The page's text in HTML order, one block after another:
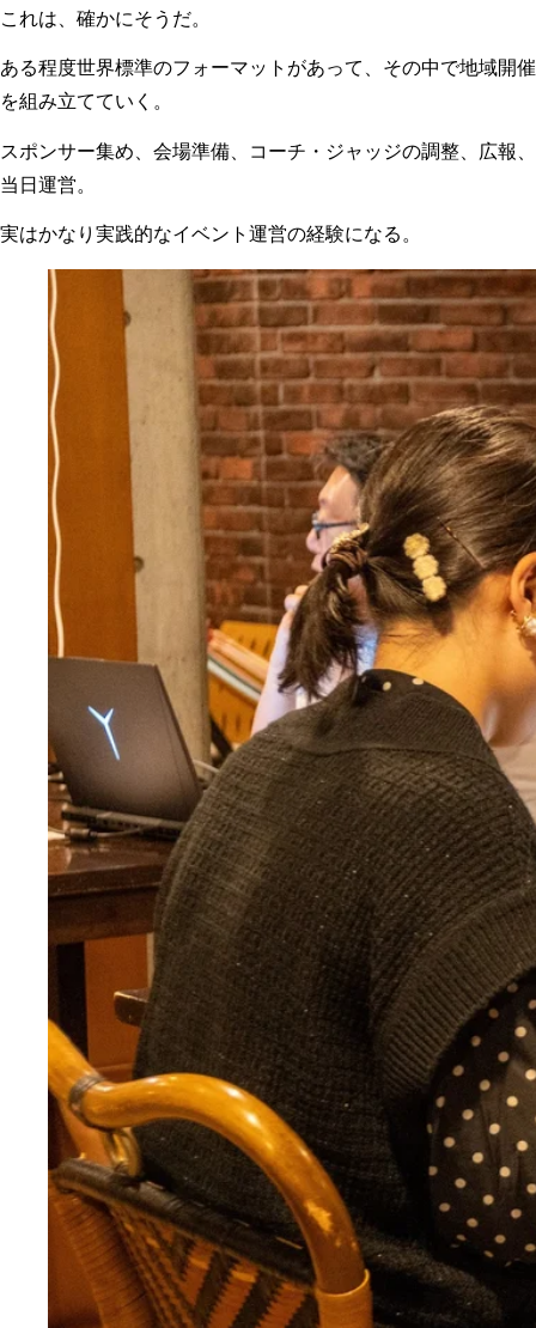
これは、確かにそうだ。
ある程度世界標準のフォーマットがあって、その中で地域開催
を組み立てていく。
スポンサー集め、会場準備、コーチ・ジャッジの調整、広報、
当日運営。
実はかなり実践的なイベント運営の経験になる。